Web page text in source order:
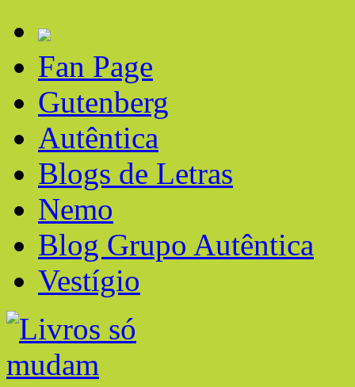
Fan Page
Gutenberg
Autêntica
Blogs de Letras
Nemo
Blog Grupo Autêntica
Vestígio